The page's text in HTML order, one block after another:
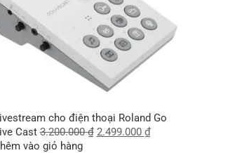
cho điện thoại Roland Go
Cast 3.200.000₫ 2.499.000 ₫
vào giỏ hàng